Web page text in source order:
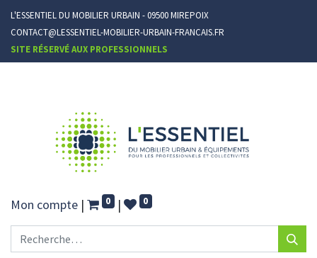
L'ESSENTIEL DU MOBILIER URBAIN - 09500 MIREPOIX
CONTACT@LESSENTIEL-MOBILIER-URBAIN-FRANCAIS.FR
SITE RÉSERVÉ AUX PROFESSIONNELS
Mon compte | 0 | 0